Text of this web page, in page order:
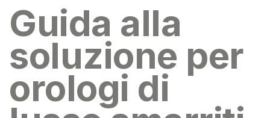
Guida alla
soluzione per
orologi di